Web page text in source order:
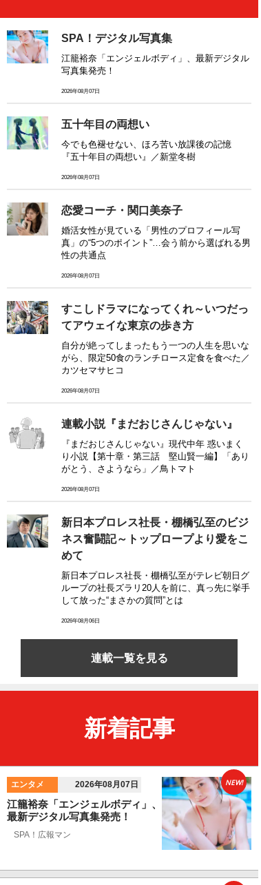
SPA！デジタル写真集
江籠裕奈「エンジェルボディ」、最新デジタル
写真集発売！
2026年08月07日
五十年目の両想い
今でも色褪せない、ほろ苦い放課後の記憶
『五十年目の両想い』／新堂冬樹
2026年08月07日
恋愛コーチ・関口美奈子
婚活女性が見ている「男性のプロフィール写
真」の“5つのポイント”…会う前から選ばれる男
性の共通点
2026年08月07日
すこしドラマになってくれ～いつだっ
てアウェイな東京の歩き方
自分が絶ってしまったもう一つの人生を思いな
がら、限定50食のランチロース定食を食べた／
カツセマサヒコ
2026年08月07日
連載小説『まだおじさんじゃない』
『まだおじさんじゃない』現代中年 惑いまく
り小説【第十章・第三話 堅山賢一編】「あり
がとう、さようなら」／鳥トマト
2026年08月07日
新日本プロレス社長・棚橋弘至のビジ
ネス奮闘記～トップロープより愛をこ
めて
新日本プロレス社長・棚橋弘至がテレビ朝日グ
ループの社長ズラリ20人を前に、真っ先に挙手
して放った“まさかの質問”とは
2026年08月06日
連載一覧を見る
新着記事
エンタメ 2026年08月07日
江籠裕奈「エンジェルボディ」、
最新デジタル写真集発売！
SPA！広報マン
NEW!